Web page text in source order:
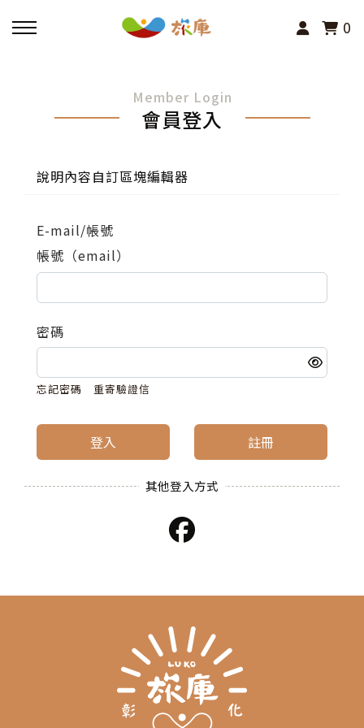
0
小旅行及主題導覽
講座、體驗與課程
其他活動
Member Login
會員登入
說明內容自訂區塊編輯器
E-mail/帳號
帳號（email）
密碼
忘記密碼 重寄驗證信
登入 註冊